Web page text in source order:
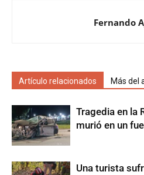
Fernando
Artículo relacionados Más del
Tragedia en la
murió en un
Una turista